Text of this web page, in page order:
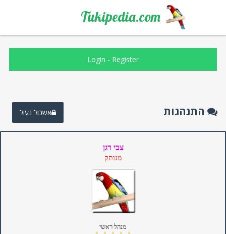
Tukipedia.com
Login - Register
אשכול נעול התנהגות
צבי דגן
מנותק
מנהל ראשי